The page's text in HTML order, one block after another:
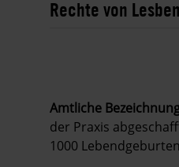
Rechte von
Amtliche
der Praxis
1000 Lebendgeburten